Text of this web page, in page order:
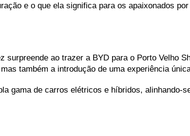
e o que ela significa para os apaixonados
ao trazer a BYD para o Porto Velho
também a introdução de uma experiência
gama de carros elétricos e híbridos, alinhando-